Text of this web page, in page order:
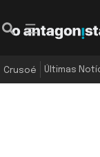
Crusoé Últimas